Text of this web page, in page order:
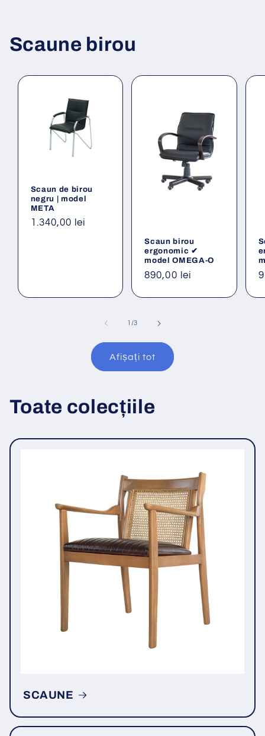
Scaune birou
Scaun de birou
negru | model
META
Preț
1.340,00 lei
Scaun birou
ergonomic ✔
model OMEGA-O
Preț
890,00 lei
1 /din
3
Afișați tot
Toate colecțiile
SCAUNE